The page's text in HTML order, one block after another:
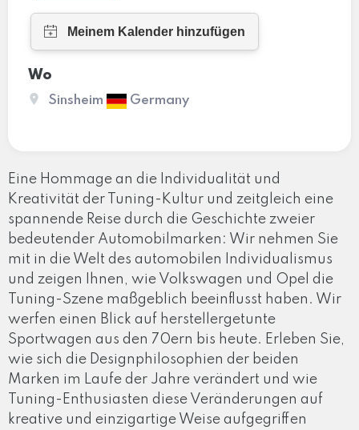
Wo
Sinsheim Germany
Eine Hommage an die Individualität und
Kreativität der Tuning-Kultur und zeitgleich eine
spannende Reise durch die Geschichte zweier
bedeutender Automobilmarken: Wir nehmen Sie
mit in die Welt des automobilen Individualismus
und zeigen Ihnen, wie Volkswagen und Opel die
Tuning-Szene maßgeblich beeinflusst haben. Wir
werfen einen Blick auf herstellergetunte
Sportwagen aus den 70ern bis heute. Erleben Sie,
wie sich die Designphilosophien der beiden
Marken im Laufe der Jahre verändert und wie
Tuning-Enthusiasten diese Veränderungen auf
kreative und einzigartige Weise aufgegriffen